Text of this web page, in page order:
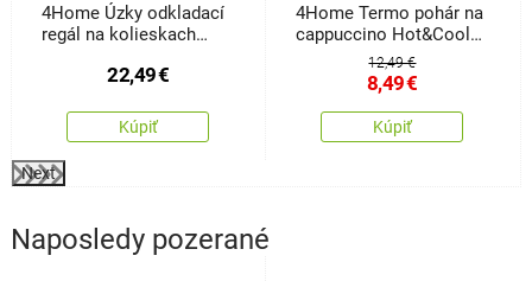
4Home Úzky odkladací
regál na kolieskach
22,49€
Kúpiť
4Home Termo pohár na
cappuccino Hot&Cool
280 ml, 2 ks12,49 €
8,49€
Kúpiť
Next
Naposledy pozerané